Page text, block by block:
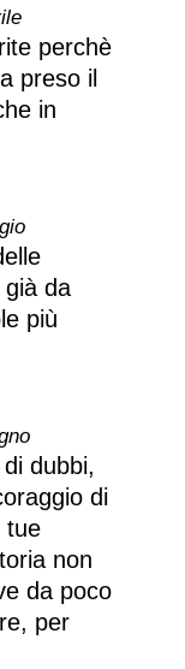
perchè
preso il
in
già da
più
dubbi,
di
tue
non
da poco
per